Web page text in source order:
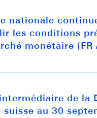
nationale
les conditions
monétaire (FR
de la
suisse au 30